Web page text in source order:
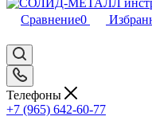
Сравнение0
Телефоны
+7 (965) 642-60-77